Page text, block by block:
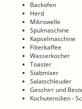
Backofen
Herd
Mikrowelle
Spülmaschine
Kapselmaschine
Filterkaffee
Wasserkocher
Toaster
Stabmixer
Salatschleuder
Geschirr und
Kochutensilien -